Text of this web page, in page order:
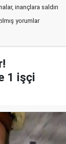
inançlara saldırı
yorumlar
1 işçi